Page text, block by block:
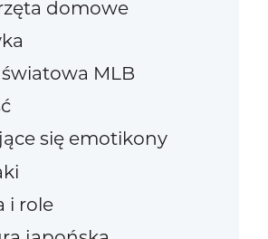
domowe
światowa MLB
się emotikony
i role